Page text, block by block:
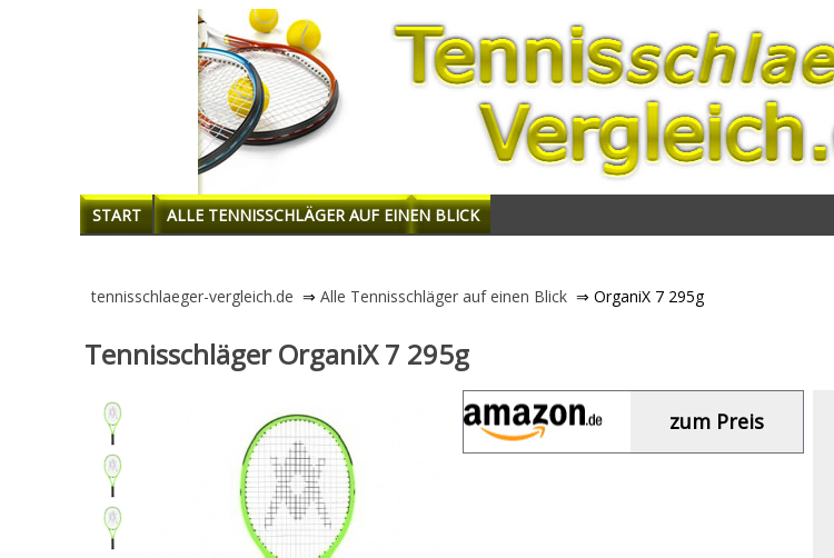
START ALLE TENNISSCHLÄGER AUF EINEN BLICK
tennisschlaeger-vergleich.de ⇒ Alle Tennisschläger auf einen Blick ⇒ OrganiX 7 295g
Tennisschläger OrganiX 7 295g
zum Preis